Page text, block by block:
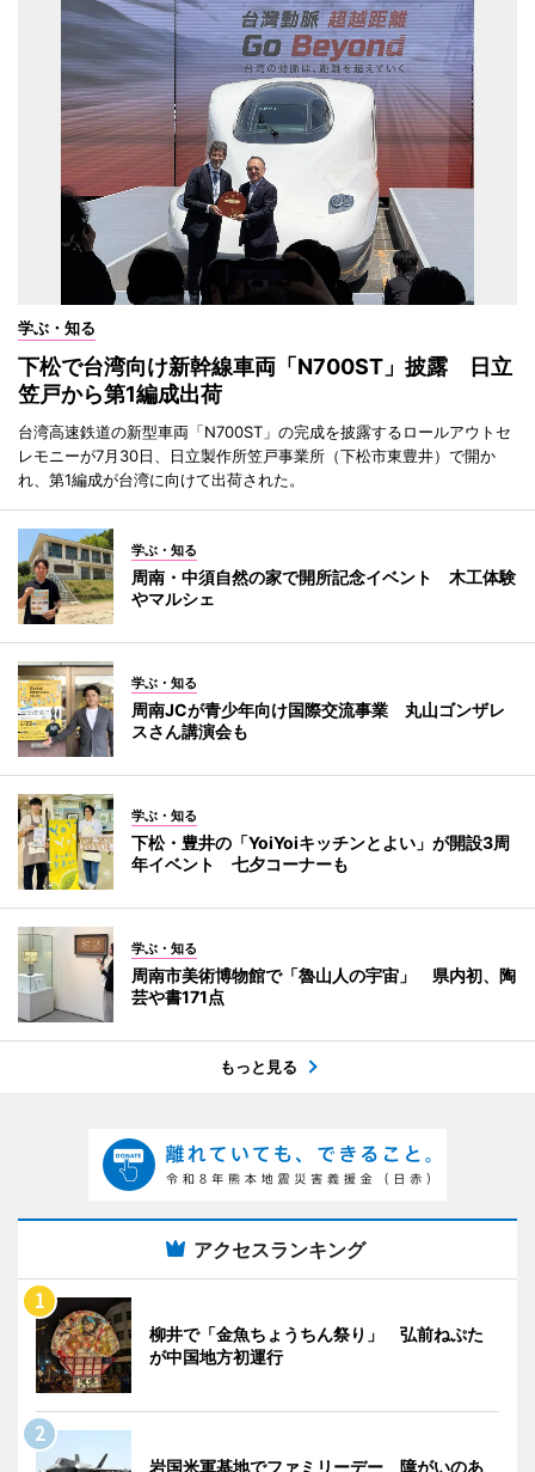
学ぶ・知る
下松で台湾向け新幹線車両「N700ST」披露 日立
笠戸から第1編成出荷
台湾高速鉄道の新型車両「N700ST」の完成を披露するロールアウトセ
レモニーが7月30日、日立製作所笠戸事業所（下松市東豊井）で開か
れ、第1編成が台湾に向けて出荷された。
学ぶ・知る
周南・中須自然の家で開所記念イベント 木工体験
やマルシェ
学ぶ・知る
周南JCが青少年向け国際交流事業 丸山ゴンザレ
スさん講演会も
学ぶ・知る
下松・豊井の「YoiYoiキッチンとよい」が開設3周
年イベント 七夕コーナーも
学ぶ・知る
周南市美術博物館で「魯山人の宇宙」 県内初、陶
芸や書171点
もっと見る
アクセスランキング
柳井で「金魚ちょうちん祭り」 弘前ねぷた
が中国地方初運行
岩国米軍基地でファミリーデー 障がいのあ